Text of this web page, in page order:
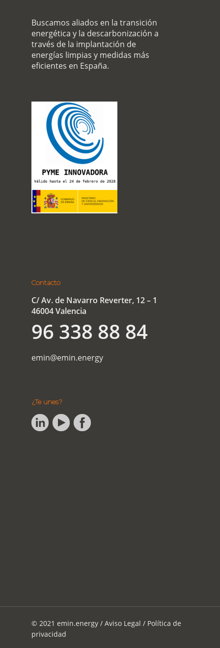
Buscamos aliados en la transición
energética y la descarbonización a
través de la implantación de
energías limpias y medidas más
eficientes en España.
Contacto
C/ Av. de Navarro Reverter, 12 – 1
46004 Valencia
96 338 88 84
emin@emin.energy
¿Te unes?
© 2021 emin.energy / Aviso Legal / Política de
privacidad